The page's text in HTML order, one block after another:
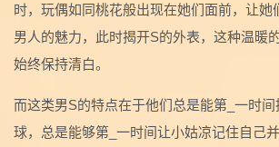
时，玩偶如同桃花般出现在她们面前，让她
男人的魅力，此时揭开S的外表，这种温暖
始终保持清白。
而这类男S的特点在于他们总是能第_一时
球，总是能够第_一时间让小姑凉记住自己